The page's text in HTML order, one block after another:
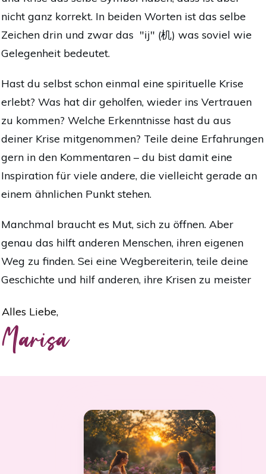
nicht ganz korrekt. In beiden Worten ist das selbe
Zeichen drin und zwar das "ij" (机) was soviel wie
Gelegenheit bedeutet.
Hast du selbst schon einmal eine spirituelle Krise
erlebt? Was hat dir geholfen, wieder ins Vertrauen
zu kommen? Welche Erkenntnisse hast du aus
deiner Krise mitgenommen? Teile deine Erfahrungen
gern in den Kommentaren – du bist damit eine
Inspiration für viele andere, die vielleicht gerade an
einem ähnlichen Punkt stehen.
Manchmal braucht es Mut, sich zu öffnen. Aber
genau das hilft anderen Menschen, ihren eigenen
Weg zu finden. Sei eine Wegbereiterin, teile deine
Geschichte und hilf anderen, ihre Krisen zu meister
Alles Liebe,
Marisa